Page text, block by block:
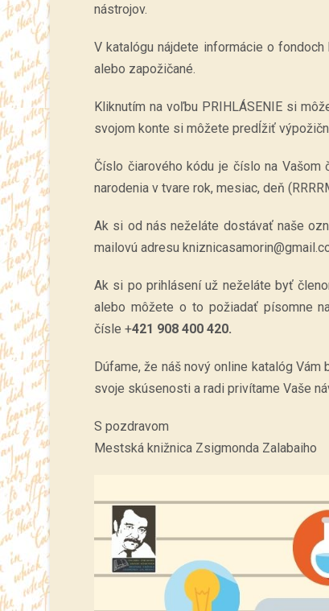
nástrojov.
V katalógu nájdete informácie o
alebo zapožičané.
Kliknutím na voľbu PRIHLÁSENIE si
svojom konte si môžete predĺžiť
Číslo čiarového kódu je číslo na
narodenia v tvare rok, mesiac, deň
Ak si od nás neželáte dostávať naše
mailovú adresu
Ak si po prihlásení už neželáte byť
alebo môžete o to požiadať písomne
čísle +421 908 400 420.
Dúfame, že náš nový online katalóg
svoje skúsenosti a radi privítame Vaše
S pozdravom
Mestská knižnica Zsigmonda Zalabaiho